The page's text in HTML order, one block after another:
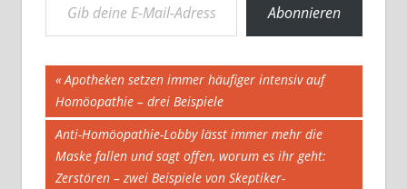
Abonnieren
Beitragsnavigation
Vorheriger
Beitrag:
Apotheken setzen immer häufiger intensiv auf
Homöopathie – drei Beispiele
Nächster
Beitrag:
Anti-Homöopathie-Lobby lässt immer mehr die
Maske fallen und sagt offen, worum es ihr geht:
Zerstören – zwei Beispiele von Skeptiker-